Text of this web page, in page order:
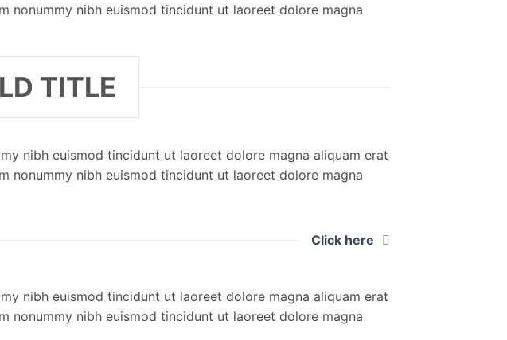
nonummy nibh euismod tincidunt ut laoreet dolore magna
TITLE
nibh euismod tincidunt ut laoreet dolore magna aliquam erat
nonummy nibh euismod tincidunt ut laoreet dolore magna
Click here
nibh euismod tincidunt ut laoreet dolore magna aliquam erat
nonummy nibh euismod tincidunt ut laoreet dolore magna